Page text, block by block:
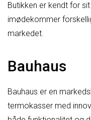
Butikken er kendt for
imødekommer
markedet.
Bauhaus
Bauhaus er en
termokasser med